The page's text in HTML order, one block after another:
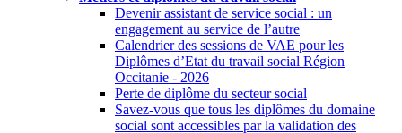
Devenir assistant de service social : un
engagement au service de l’autre
Calendrier des sessions de VAE pour les
Diplômes d’Etat du travail social Région
Occitanie - 2026
Perte de diplôme du secteur social
Savez-vous que tous les diplômes du domaine
social sont accessibles par la validation des